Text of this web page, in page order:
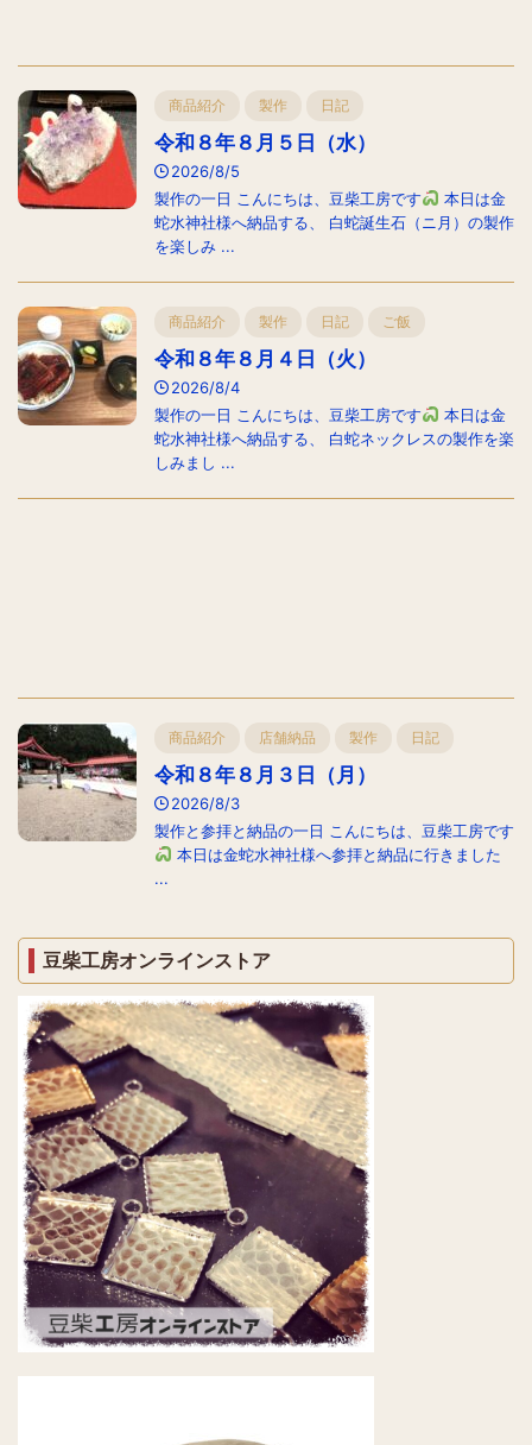
商品紹介 製作 日記
令和８年８月５日（水）
2026/8/5
製作の一日 こんにちは、豆柴工房です
本日は金
蛇水神社様へ納品する、 白蛇誕生石（ニ月）の製作
を楽しみ ...
商品紹介 製作 日記 ご飯
令和８年８月４日（火）
2026/8/4
製作の一日 こんにちは、豆柴工房です
本日は金
蛇水神社様へ納品する、 白蛇ネックレスの製作を楽
しみまし ...
商品紹介 店舗納品 製作 日記
令和８年８月３日（月）
2026/8/3
製作と参拝と納品の一日 こんにちは、豆柴工房です
本日は金蛇水神社様へ参拝と納品に行きました
...
豆柴工房オンラインストア